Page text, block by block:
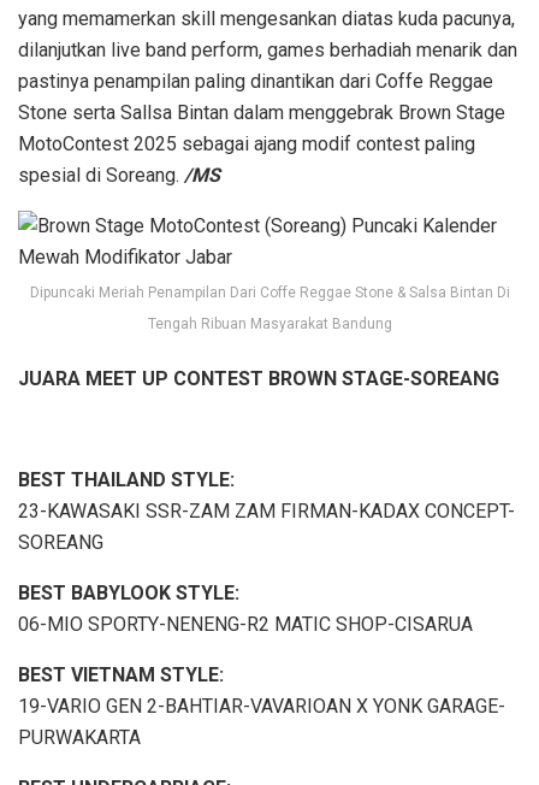
yang memamerkan skill mengesankan diatas kuda pacunya,
dilanjutkan live band perform, games berhadiah menarik dan
pastinya penampilan paling dinantikan dari Coffe Reggae
Stone serta Sallsa Bintan dalam menggebrak Brown Stage
MotoContest 2025 sebagai ajang modif contest paling
spesial di Soreang. /MS
Dipuncaki Meriah Penampilan Dari Coffe Reggae Stone & Salsa Bintan Di
Tengah Ribuan Masyarakat Bandung
JUARA MEET UP CONTEST BROWN STAGE-SOREANG
BEST THAILAND STYLE:
23-KAWASAKI SSR-ZAM ZAM FIRMAN-KADAX CONCEPT-
SOREANG
BEST BABYLOOK STYLE:
06-MIO SPORTY-NENENG-R2 MATIC SHOP-CISARUA
BEST VIETNAM STYLE:
19-VARIO GEN 2-BAHTIAR-VAVARIOAN X YONK GARAGE-
PURWAKARTA